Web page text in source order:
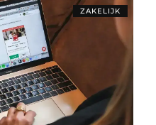
ZAKELIJK